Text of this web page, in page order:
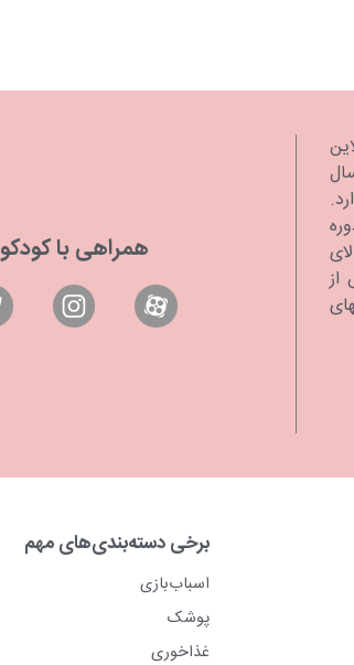
در ایران است که نزدیک به ۱۵ سال
از
همراهی با کودکو
برخی دسته‌بندی‌های مهم
اسباب‌بازی
پوشک
غذاخوری